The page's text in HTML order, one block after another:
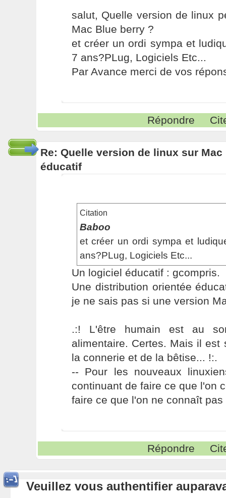
salut, Quelle version de linux
Mac Blue berry ?
et créer un ordi sympa et
7 ans?PLug, Logiciels Etc...
Par Avance merci de vos
Répondre
Re: Quelle version de linux sur
éducatif
Citation
Baboo
et créer un ordi sympa et
ans?PLug, Logiciels Etc...
Un logiciel éducatif : gcompris.
Une distribution orientée
je ne sais pas si une version
.:! L'être humain est au
alimentaire. Certes. Mais il est
la connerie et de la bêtise... !:.
-- Pour les nouveaux
continuant de faire ce que l'on
faire ce que l'on ne connaît pas
Répondre
Veuillez vous authentifier